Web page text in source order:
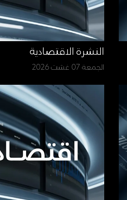
النشرة الاقتصادية
الجمعة 07 غشت 2026